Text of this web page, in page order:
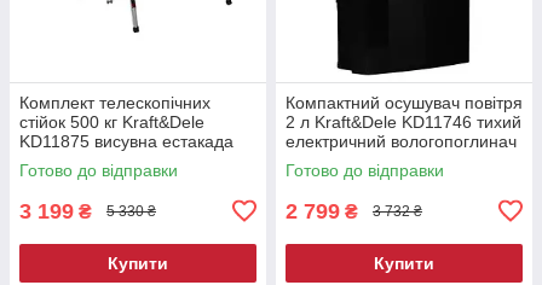
Комплект телескопічних
стійок 500 кг Kraft&Dele
KD11875 висувна естакада
Готово до відправки
3 199 ₴ 5 330 ₴
Купити
Компактний осушувач повітря
2 л Kraft&Dele KD11746 тихий
електричний вологопоглинач
Готово до відправки
2 799 ₴ 3 732 ₴
Купити